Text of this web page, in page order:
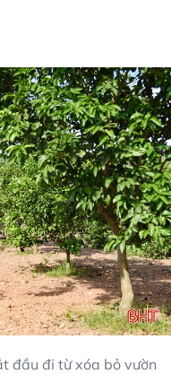
đầu đi từ xóa bỏ vườn